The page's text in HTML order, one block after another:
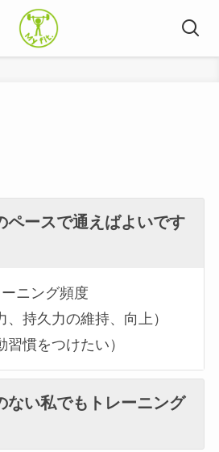
ペースで通えばよいです
ニング頻度
、持久力の維持、向上）
習慣をつけたい）
ない私でもトレーニング